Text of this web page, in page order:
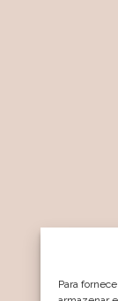
Para